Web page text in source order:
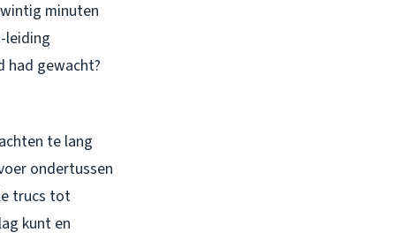
minuten
leiding
had gewacht?
te lang
ondertussen
trucs tot
kunt en